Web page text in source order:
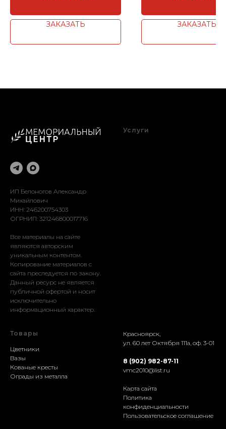
ЗАКАЗАТЬ ЗАКАЗАТЬ
ИП Белоногов Александр
Михайлович
ИНН: 246200754303
ОГРНИП: 321246800017716
Все материалы на сайте
являются авторским
уникальным контентом.
Копирование материалов с
сайта преследуется по закону.
Данный ресурс не является
публичной офертой и носит
исключительно
информационный характер.
Услуги
Товары
Цветники
Вазы
Кованые кресты
Ограды из металла
Красноярск,
ул. 60 лет Октября 111а, оф. 3-01
8 (902) 982-87-11
vmc2010@list.ru
Карта сайта
Политика
конфиденциальности
Пользовательское соглашение